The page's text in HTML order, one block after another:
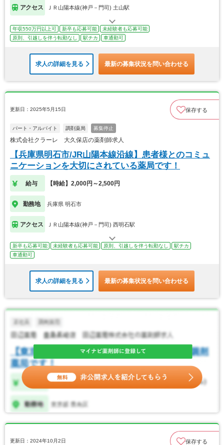
アクセス ＪＲ山陽本線(神戸－門司) 土山駅
年収550万円以上可 新卒も応募可能
未経験者も応募可能
原則、引越しを伴う転勤なし
駅チカ 車通勤可
求人の詳細を見る 最新の募集状況を問い合わせる
更新日：2025年5月15日 保存する
パート・アルバイト 調剤薬局 募集停止
株式会社クラーレ 大久保店の薬剤師求人
【兵庫県明石市/JR山陽本線沿線】患者様とのコミュ
ニケーションを大切にされている薬局です！
給与 【時給】2,000円～2,500円
勤務地 兵庫県 明石市
アクセス ＪＲ山陽本線(神戸－門司) 西明石駅
新卒も応募可能 未経験者も応募可能 原則、引越しを伴う転勤なし
駅チカ
車通勤可
求人の詳細を見る 最新の募集状況を問い合わせる
更新日：2024年10月2日 保存する